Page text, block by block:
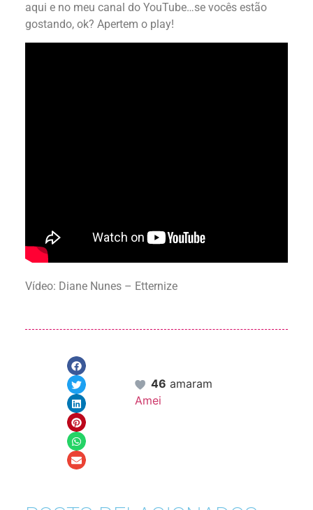
aqui e no meu canal do YouTube…se vocês estão
gostando, ok? Apertem o play!
Vídeo: Diane Nunes – Etternize
46 amaram
Amei